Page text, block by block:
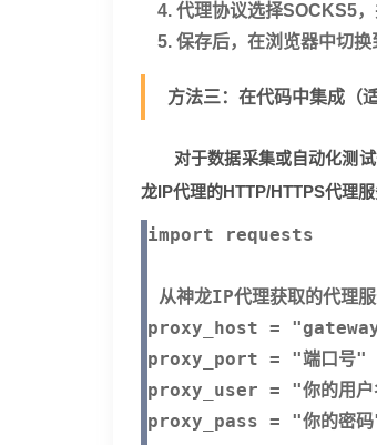
代理协议选择SOCKS5
保存后，在浏览器中切换
方法三：在代码中集成（
对于数据采集或自动化测
龙IP代理的HTTP/HTTPS代理服
import requests
从神龙IP代理获取的代理服
proxy_host =
proxy_port = "端口
proxy_user = "你的
proxy_pass = "你的